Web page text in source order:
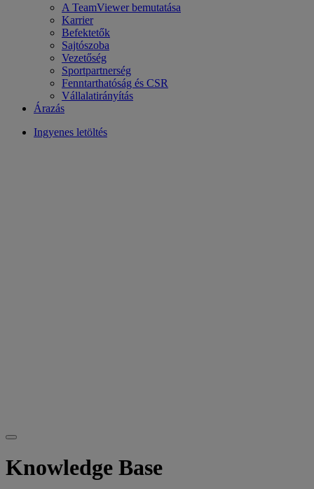
A TeamViewer bemutatása
Karrier
Befektetők
Sajtószoba
Vezetőség
Sportpartnerség
Fenntarthatóság és CSR
Vállalatirányítás
Árazás
Ingyenes letöltés
Knowledge Base